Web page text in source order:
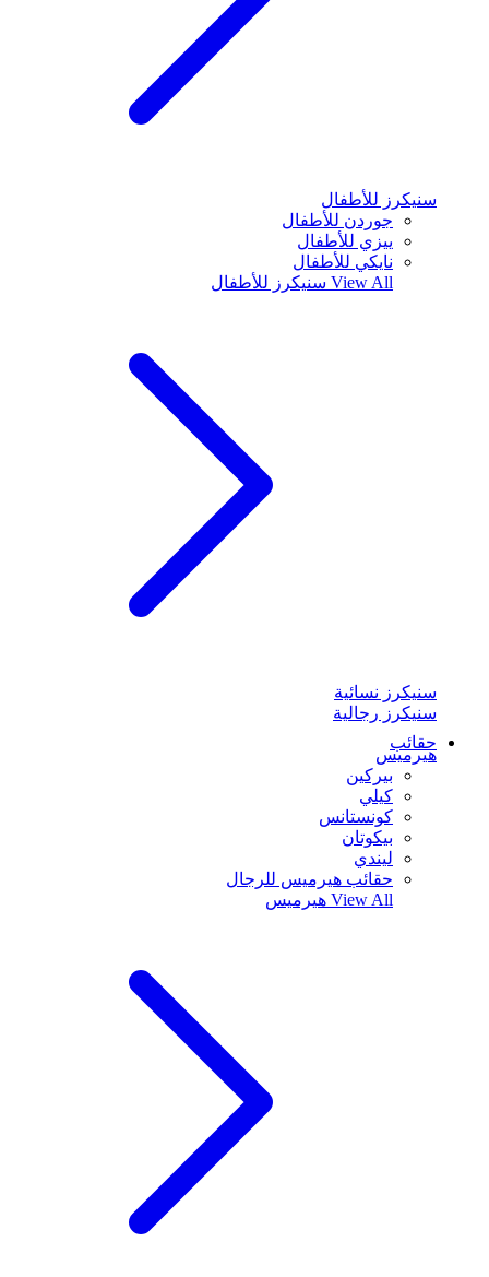
سنيكرز للأطفال
جوردن للأطفال
ييزي للأطفال
نايكي للأطفال
View All سنيكرز للأطفال
سنيكرز نسائية
سنيكرز رجالية
حقائب
هيرميس
بيركين
كيلي
كونستانس
بيكوتان
ليندي
حقائب هيرميس للرجال
View All هيرميس